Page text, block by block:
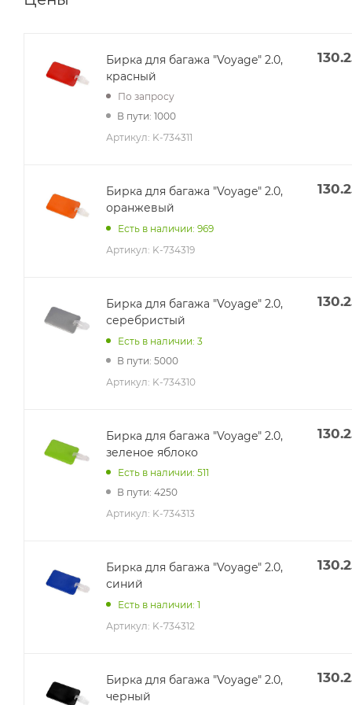
Бирка для багажа "Voyage" 2.0,
красный
По запросу
В пути: 1000
Артикул: K-734311
Бирка для багажа "Voyage" 2.0,
оранжевый
Есть в наличии: 969
Артикул: K-734319
Бирка для багажа "Voyage" 2.0,
серебристый
Есть в наличии: 3
В пути: 5000
Артикул: K-734310
Бирка для багажа "Voyage" 2.0,
зеленое яблоко
Есть в наличии: 511
В пути: 4250
Артикул: K-734313
Бирка для багажа "Voyage" 2.0,
синий
Есть в наличии: 1
Артикул: K-734312
Бирка для багажа "Voyage" 2.0,
черный